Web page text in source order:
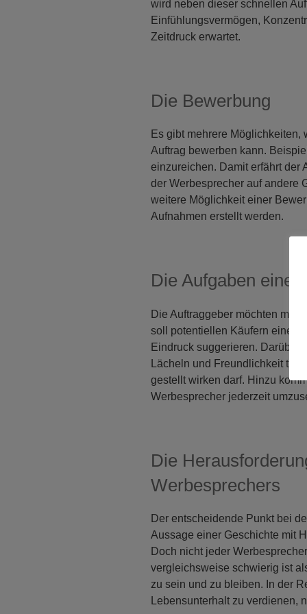
wird neben dieser schnellen
Einfühlungsvermögen,
Zeitdruck erwartet.
Die Bewerbung
Es gibt mehrere
Auftrag bewerben kann.
einzureichen. Damit erfährt der
der Werbesprecher auf andere
weitere Möglichkeit einer
Aufnahmen erstellt werden.
Die Aufgaben
Die Auftraggeber möchten mit
soll potentiellen Käufern eine
Eindruck suggerieren. Darüber
Lächeln und Freundlichkeit
gestellt wirken darf. Hinzu
Werbesprecher jederzeit
Die
Werbesprechers
Der entscheidende Punkt bei
Aussage einer Geschichte mit
Doch nicht jeder
vergleichsweise schwierig ist
zu sein und zu bleiben. In der
Lebensunterhalt zu verdienen,